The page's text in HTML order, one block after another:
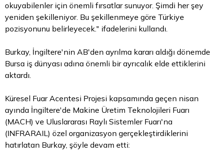
okuyabilenler için önemli fırsatlar sunuyor. Şimdi her şey
yeniden şekilleniyor. Bu şekillenmeye göre Türkiye
pozisyonunu belirleyecek." ifadelerini kullandı.
Burkay, İngiltere'nin AB'den ayrılma kararı aldığı dönemde
Bursa iş dünyası adına önemli bir ayrıcalık elde ettiklerini
aktardı.
Küresel Fuar Acentesi Projesi kapsamında geçen nisan
ayında İngiltere'de Makine Üretim Teknolojileri Fuarı
(MACH) ve Uluslararası Raylı Sistemler Fuarı'na
(INFRARAIL) özel organizasyon gerçekleştirdiklerini
hatırlatan Burkay, şöyle devam etti: